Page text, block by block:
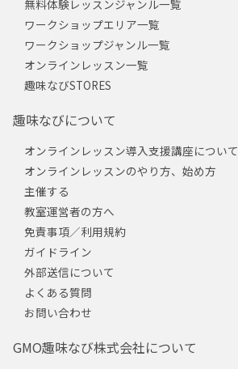
無料体験レッスンジャンル一覧
ワークショップエリア一覧
ワークショップジャンル一覧
オンラインレッスン一覧
趣味なびSTORES
趣味なびについて
オンラインレッスン導入支援講座について
オンラインレッスンのやり方、始め方
主催する
教室運営者の方へ
免責事項／利用規約
ガイドライン
外部送信について
よくある質問
お問い合わせ
GMO趣味なび株式会社について